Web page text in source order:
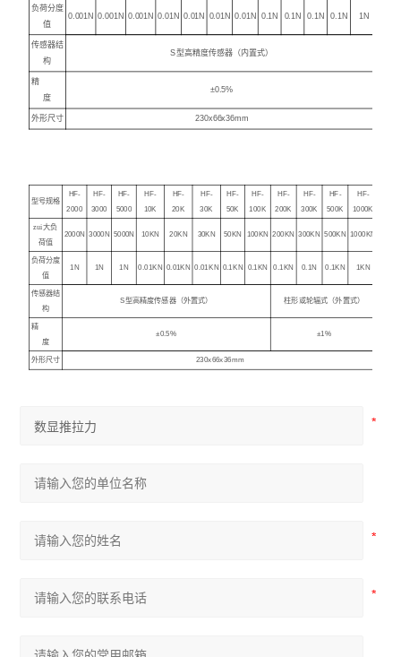
负荷分度
值
0.001N 0.001N 0.001N 0.01N 0.01N 0.01N 0.01N 0.1N 0.1N 0.1N 0.1N 1N
传感器结
构
S型高精度传感器 （ 内置式）
精
度
±0.5%
外形尺寸 230x66x36mm
型号规格
HF-
2000
HF-
3000
HF-
5000
HF-
10K
HF-
20K
HF-
30K
HF-
50K
HF-
100K
HF-
200K
HF-
300K
HF-
500K
HF-
1000K
zui大负
荷值
2000N 3000N 5000N 10KN 20KN 30KN 50KN 100KN 200KN 300KN 500KN 1000KN
负荷分度
值
1N 1N 1N 0.01KN 0.01KN 0.01KN 0.1KN 0.1KN 0.1KN 0.1N 0.1KN 1KN
传感器结
构
S型高精度传感器 （外置式） 柱形或轮辐式 （外置式）
精
度
±0.5% ±1%
外形尺寸 230x66x36mm